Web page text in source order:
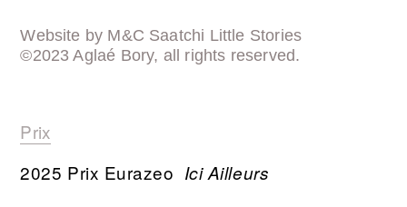
Website by M&C Saatchi Little Stories
©2023 Aglaé Bory, all rights reserved.
Prix
2025 Prix Eurazeo Ici Ailleurs